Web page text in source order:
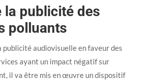
la publicité des
polluants
publicité audiovisuelle en faveur des
ayant un impact négatif sur
il va être mis en œuvre un dispositif